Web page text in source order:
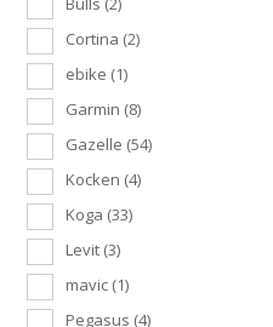
Cortina (2)
ebike (1)
Garmin (8)
Gazelle (54)
Kocken (4)
Koga (33)
Levit (3)
mavic (1)
Pegasus (4)